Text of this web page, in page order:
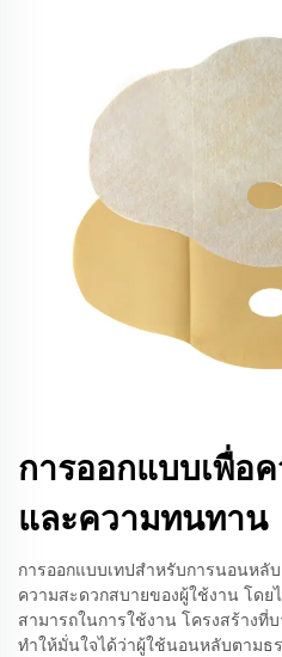
การออกแบบเพื่อ
และความทนทาน
การออกแบบเทปสำหรับการนอนหลั
ความสะดวกสบายของผู้ใช้งาน โด
สามารถในการใช้งาน โครงสร้างที่
ทำให้มั่นใจได้ว่าผู้ใช้นอนหลับตามธ